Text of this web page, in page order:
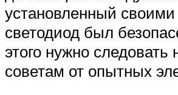
установленный
светодиод был
этого нужно
советам от опытных